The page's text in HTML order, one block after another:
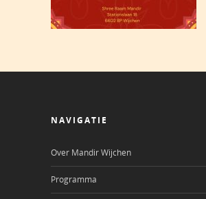
NAVIGATIE
Over Mandir Wijchen
Programma